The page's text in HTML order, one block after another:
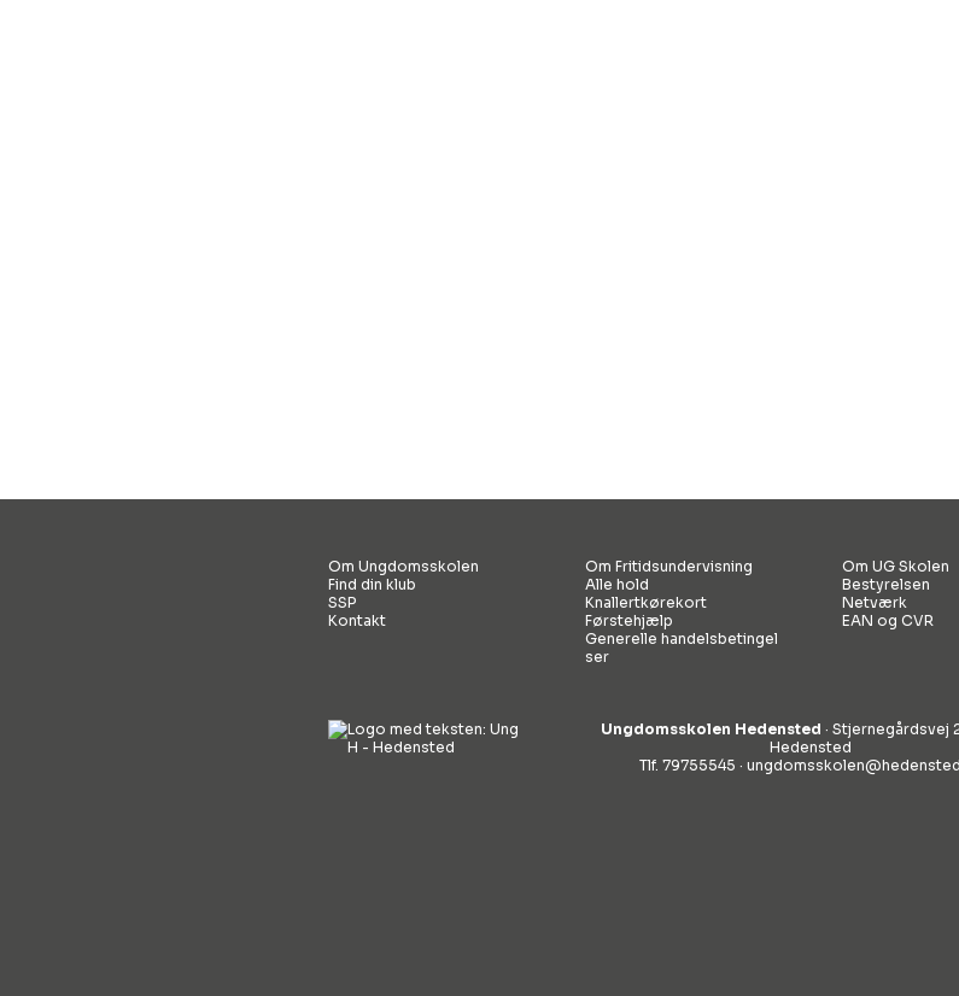
Om Ungdomsskolen
Find din klub
SSP
Kontakt
Om Fritidsundervisning
Alle hold
Knallertkørekort
Førstehjælp
Generelle handelsbetingel
ser
Om UG Skolen
Bestyrelsen
Netværk
EAN og CVR
Ungdomsskolen Hedensted · Stjernegårdsvej
Hedensted
Tlf. 79755545 ·